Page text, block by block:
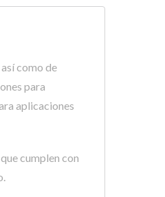
como de
para
aplicaciones
cumplen con